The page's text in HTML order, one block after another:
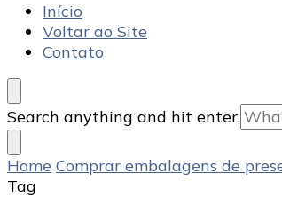
Bela Cor Embalagens
Blog
Início
Voltar ao Site
Contato
Looking
for
Something?
Search anything and hit enter.
Home Comprar embalagens de
Tag